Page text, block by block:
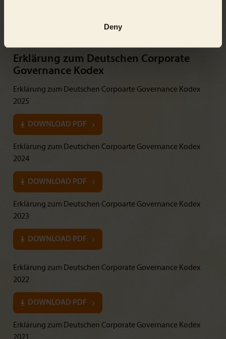
Deny
Erklärung zum Deutschen Corporate
Governance Kodex
Erklärung zum Deutschen Corpoarte Governance Kodex
2025
DOWNLOAD PDF
Erklärung zum Deutschen Corpoarte Governance Kodex
2024
DOWNLOAD PDF
Erklärung zum Deutschen Corpoarte Governance Kodex
2023
DOWNLOAD PDF
Erklärung zum Deutschen Corporate Governance Kodex
2022
DOWNLOAD PDF
Erklärung zum Deutschen Corporate Governance Kodex